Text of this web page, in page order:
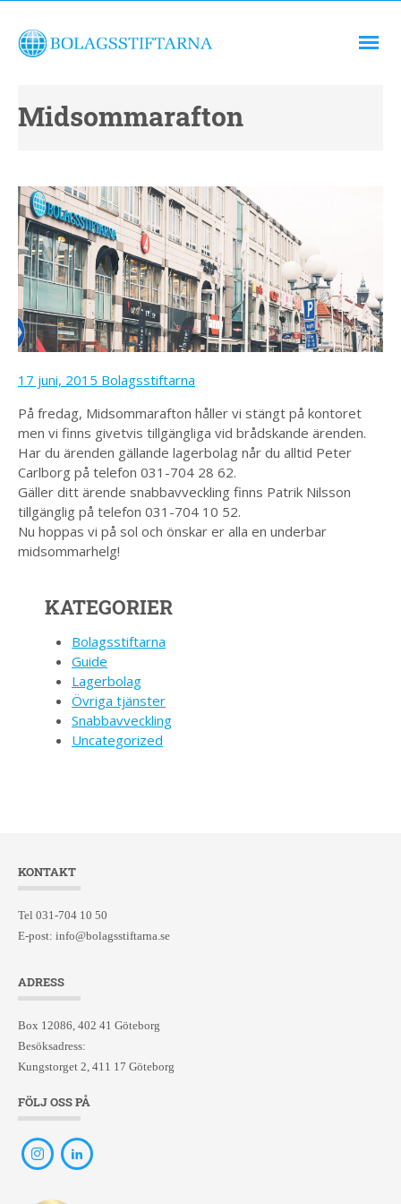
Midsommarafton
17 juni, 2015 Bolagsstiftarna
På fredag, Midsommarafton håller vi stängt på kontoret
men vi finns givetvis tillgängliga vid brådskande ärenden.
Har du ärenden gällande lagerbolag når du alltid Peter
Carlborg på telefon 031-704 28 62.
Gäller ditt ärende snabbavveckling finns Patrik Nilsson
tillgänglig på telefon 031-704 10 52.
Nu hoppas vi på sol och önskar er alla en underbar
midsommarhelg!
KATEGORIER
Bolagsstiftarna
Guide
Lagerbolag
Övriga tjänster
Snabbavveckling
Uncategorized
KONTAKT
Tel 031-704 10 50
E-post: info@bolagsstiftarna.se
ADRESS
Box 12086, 402 41 Göteborg
Besöksadress:
Kungstorget 2, 411 17 Göteborg
FÖLJ OSS PÅ